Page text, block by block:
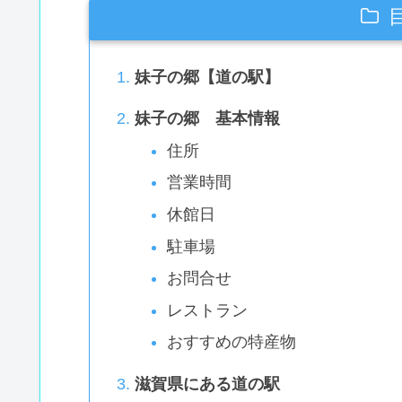
妹子の郷【道の駅】
妹子の郷 基本情報
住所
営業時間
休館日
駐車場
お問合せ
レストラン
おすすめの特産物
滋賀県にある道の駅